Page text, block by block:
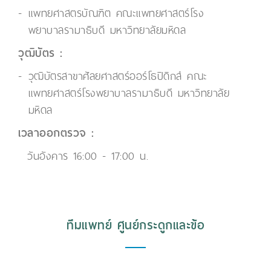
แพทยศาสตรบัณฑิต คณะแพทยศาสตร์โรง
พยาบาลรามาธิบดี มหาวิทยาลัยมหิดล
วุฒิบัตร :
วุฒิบัตรสาขาศัลยศาสตร์ออร์โธปิดิกส์ คณะ
แพทยศาสตร์โรงพยาบาลรามาธิบดี มหาวิทยาลัย
มหิดล
เวลาออกตรวจ :
วันอังคาร 16:00 - 17:00 น.
ทีมแพทย์ ศูนย์กระดูกและข้อ